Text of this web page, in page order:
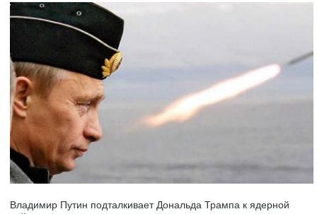
Владимир Путин подталкивает Дональда Трампа к ядерной